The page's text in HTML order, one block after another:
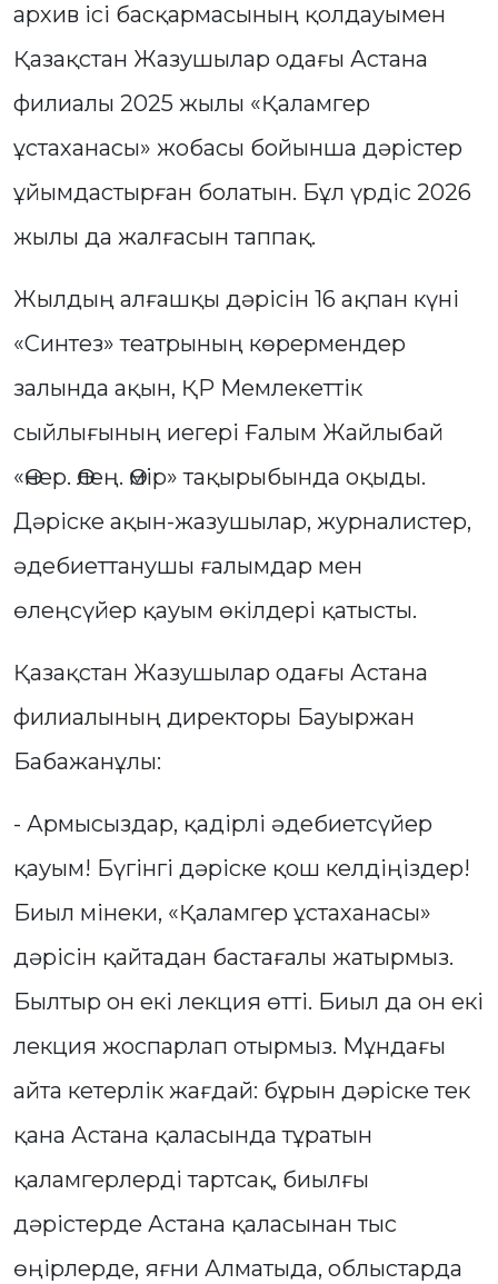
архив ісі басқармасының қолдауымен
Қазақстан Жазушылар одағы Астана
филиалы 2025 жылы «Қаламгер
ұстаханасы» жобасы бойынша дәрістер
ұйымдастырған болатын. Бұл үрдіс 2026
жылы да жалғасын таппақ.
Жылдың алғашқы дәрісін 16 ақпан күні
«Синтез» театрының көрермендер
залында ақын, ҚР Мемлекеттік
сыйлығының иегері Ғалым Жайлыбай
«Өнер. Өлең. Өмір» тақырыбында оқыды.
Дәріске ақын-жазушылар, журналистер,
әдебиеттанушы ғалымдар мен
өлеңсүйер қауым өкілдері қатысты.
Қазақстан Жазушылар одағы Астана
филиалының директоры Бауыржан
Бабажанұлы:
- Армысыздар, қадірлі әдебиетсүйер
қауым! Бүгінгі дәріске қош келдіңіздер!
Биыл мінеки, «Қаламгер ұстаханасы»
дәрісін қайтадан бастағалы жатырмыз.
Былтыр он екі лекция өтті. Биыл да он екі
лекция жоспарлап отырмыз. Мұндағы
айта кетерлік жағдай: бұрын дәріске тек
қана Астана қаласында тұратын
қаламгерлерді тартсақ, биылғы
дәрістерде Астана қаласынан тыс
өңірлерде, яғни Алматыда, облыстарда